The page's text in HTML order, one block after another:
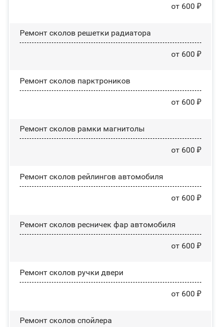
от 600 ₽
Ремонт сколов решетки радиатора
от 600 ₽
Ремонт сколов парктроников
от 600 ₽
Ремонт сколов рамки магнитолы
от 600 ₽
Ремонт сколов рейлингов автомобиля
от 600 ₽
Ремонт сколов ресничек фар автомобиля
от 600 ₽
Ремонт сколов ручки двери
от 600 ₽
Ремонт сколов спойлера